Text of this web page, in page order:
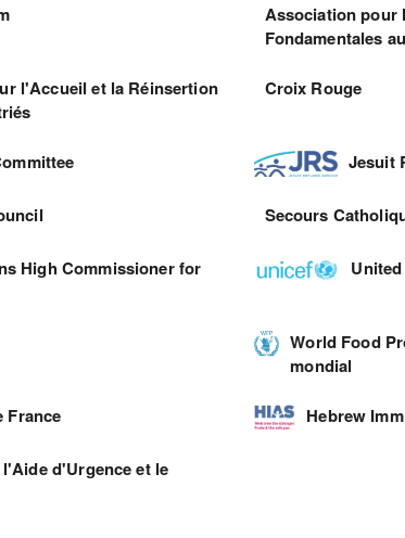
Association pour
Fondamentales
l'Accueil et la Réinsertion
Croix Rouge
Jesuit
Secours
High Commissioner for
World Food
mondial
France Hebrew
d'Urgence et le